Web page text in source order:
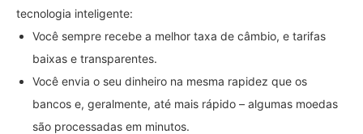
tecnologia inteligente:
Você sempre recebe a melhor taxa de câmbio, e tarifas
baixas e transparentes.
Você envia o seu dinheiro na mesma rapidez que os
bancos e, geralmente, até mais rápido – algumas moedas
são processadas em minutos.